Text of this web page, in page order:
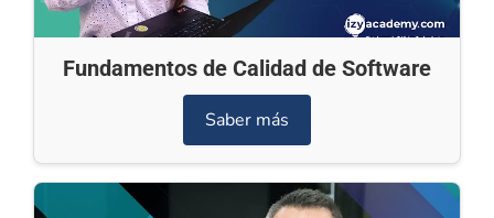
Fundamentos de Calidad de Software
Saber más